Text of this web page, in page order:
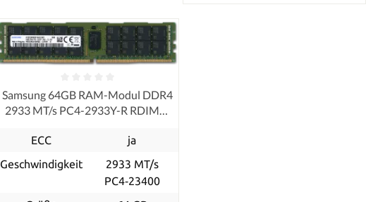
Samsung 64GB RAM-Modul DDR4
2933 MT/s PC4-2933Y-R RDIMM
ECC
ja
Geschwindigkeit
2933 MT/s
PC4‑23400